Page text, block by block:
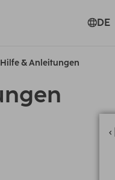
DE
Hilfe & Anleitungen